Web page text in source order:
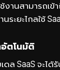
ช้งานสามารถ
ระยะไกลใช้
อัตโนมัติ
ดล SaaS จะ